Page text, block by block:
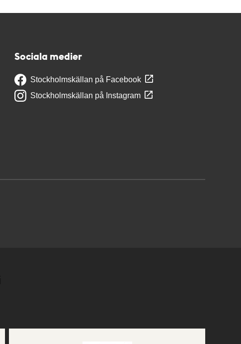
Sociala medier
Stockholmskällan på Facebook
Stockholmskällan på Instagram